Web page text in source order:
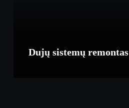
Dujų sistemų remontas